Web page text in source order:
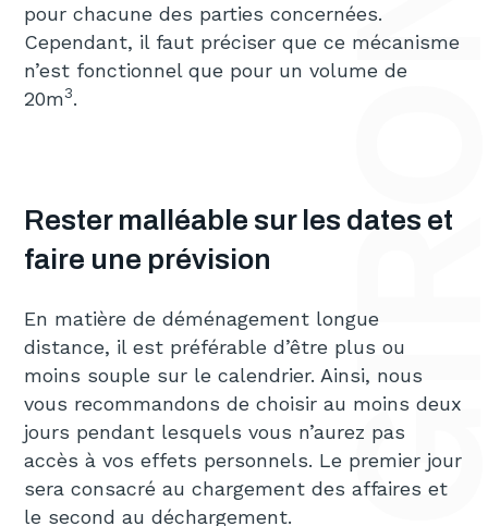
pour chacune des parties concernées.
Cependant, il faut préciser que ce mécanisme
n’est fonctionnel que pour un volume de
20m3.
Rester malléable sur les dates et
faire une prévision
En matière de déménagement longue
distance, il est préférable d’être plus ou
moins souple sur le calendrier. Ainsi, nous
vous recommandons de choisir au moins deux
jours pendant lesquels vous n’aurez pas
accès à vos effets personnels. Le premier jour
sera consacré au chargement des affaires et
le second au déchargement.